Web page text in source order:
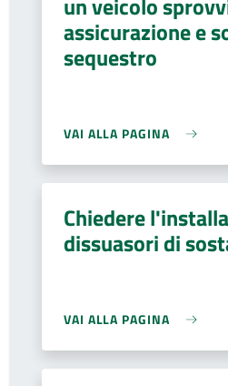
assicurazione e
sequestro
VAI ALLA PAGINA
Chiedere
dissuasori di
VAI ALLA PAGINA